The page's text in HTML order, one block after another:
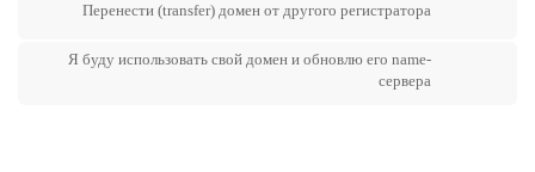
Перенести (transfer) домен от другого регистратора
Я буду использовать свой домен и обновлю его name-
сервера